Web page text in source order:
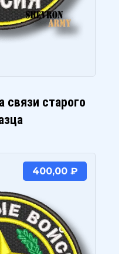
связи старого
400,00 ₽